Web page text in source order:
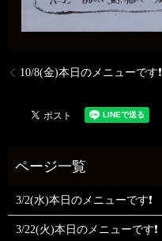
10/8(金)本日のメニューです❗
3/2(水)本日のメニューです❗
3/22(火)本日のメニューです❗